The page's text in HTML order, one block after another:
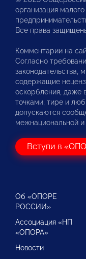
организация
Все права
Комментарии на
Согласно
законодательства,
содержащие
оскорбления, даже
точками, тире и
допускаются
межнациональной и
Вступи в
Об «ОПОРЕ
РОССИИ»
Ассоциация «НП
«ОПОРА»
Новости